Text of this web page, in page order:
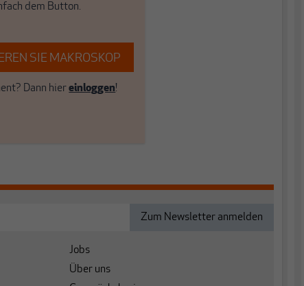
dem Button.
SIE MAKROSKOP
Dann hier einloggen!
Jobs
Über uns